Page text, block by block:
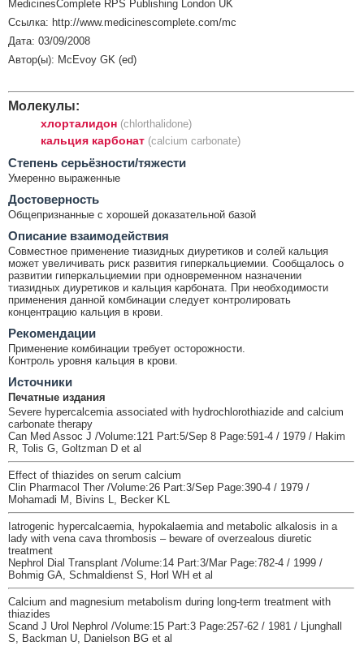
MedicinesComplete RPS Publishing London UK
Ссылка: http://www.medicinescomplete.com/mc
Дата: 03/09/2008
Автор(ы): McEvoy GK (ed)
Молекулы:
хлорталидон (chlorthalidone)
кальция карбонат (calcium carbonate)
Cтепень серьёзности/тяжести
Умеренно выраженные
Достоверность
Общепризнанные с хорошей доказательной базой
Описание взаимодействия
Совместное применение тиазидных диуретиков и солей кальция
может увеличивать риск развития гиперкальциемии. Сообщалось о
развитии гиперкальциемии при одновременном назначении
тиазидных диуретиков и кальция карбоната. При необходимости
применения данной комбинации следует контролировать
концентрацию кальция в крови.
Рекомендации
Применение комбинации требует осторожности.
Контроль уровня кальция в крови.
Источники
Печатные издания
Severe hypercalcemia associated with hydrochlorothiazide and calcium
carbonate therapy
Can Med Assoc J /Volume:121 Part:5/Sep 8 Page:591-4 / 1979 / Hakim
R, Tolis G, Goltzman D et al
Effect of thiazides on serum calcium
Clin Pharmacol Ther /Volume:26 Part:3/Sep Page:390-4 / 1979 /
Mohamadi M, Bivins L, Becker KL
Iatrogenic hypercalcaemia, hypokalaemia and metabolic alkalosis in a
lady with vena cava thrombosis – beware of overzealous diuretic
treatment
Nephrol Dial Transplant /Volume:14 Part:3/Mar Page:782-4 / 1999 /
Bohmig GA, Schmaldienst S, Horl WH et al
Calcium and magnesium metabolism during long-term treatment with
thiazides
Scand J Urol Nephrol /Volume:15 Part:3 Page:257-62 / 1981 / Ljunghall
S, Backman U, Danielson BG et al